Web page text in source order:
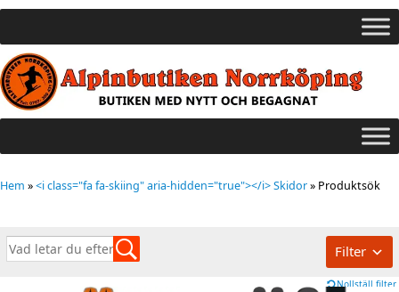
Hem »<i class="fa fa-skiing" aria-hidden="true"></i> Skidor» Produktsök
Filter
Nollställ filter